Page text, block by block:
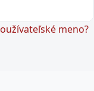
meno?